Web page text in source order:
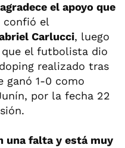
el apoyo que
confió el
Carlucci, luego
que el futbolista dio
realizado tras
ganó 1-0 como
por la fecha 22
una falta y está muy